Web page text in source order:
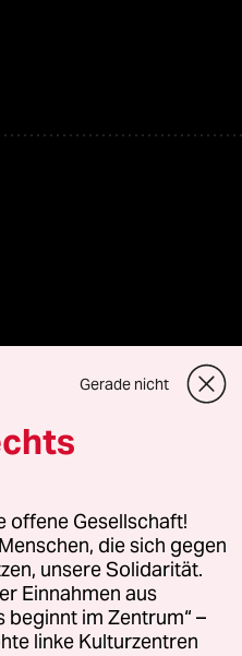
GmbH
Fragen oder für Genehmigungen
Kommune-Richtlinien
Gerade nicht
offene Gesellschaft!
die sich gegen
unsere Solidarität.
Einnahmen aus
beginnt im Zentrum“ –
linke Kulturzentren